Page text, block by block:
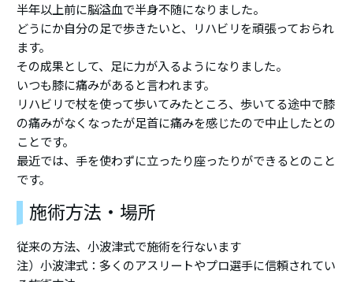
半年以上前に脳溢血で半身不随になりました。
どうにか自分の足で歩きたいと、リハビリを頑張っておられ
ます。
その成果として、足に力が入るようになりました。
いつも膝に痛みがあると言われます。
リハビリで杖を使って歩いてみたところ、歩いてる途中で膝
の痛みがなくなったが足首に痛みを感じたので中止したとの
ことです。
最近では、手を使わずに立ったり座ったりができるとのこと
です。
施術方法・場所
従来の方法、小波津式で施術を行ないます
注）小波津式：多くのアスリートやプロ選手に信頼されてい